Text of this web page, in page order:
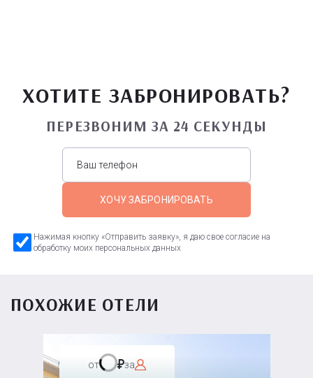
ХОТИТЕ ЗАБРОНИРОВАТЬ?
ПЕРЕЗВОНИМ ЗА 24 СЕКУНДЫ
ХОЧУ ЗАБРОНИРОВАТЬ
Нажимая кнопку «Отправить заявку», я даю свое согласие на
обработку моих персональных данных
ПОХОЖИЕ ОТЕЛИ
от за